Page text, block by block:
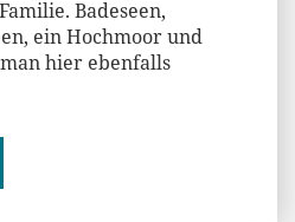
Badeseen,
ein Hochmoor und
hier ebenfalls